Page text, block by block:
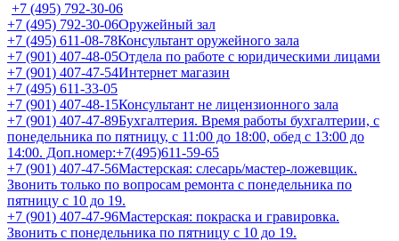
+7 (495) 792-30-06
+7 (495) 792-30-06Оружейный зал
+7 (495) 611-08-78Консультант оружейного зала
+7 (901) 407-48-05Отдела по работе с юридическими лицами
+7 (901) 407-47-54Интернет магазин
+7 (495) 611-33-05
+7 (901) 407-48-15Консультант не лицензионного зала
+7 (901) 407-47-89Бухгалтерия. Время работы бухгалтерии, с
понедельника по пятницу, с 11:00 до 18:00, обед с 13:00 до
14:00. Доп.номер:+7(495)611-59-65
+7 (901) 407-47-56Мастерская: слесарь/мастер-ложевщик.
Звонить только по вопросам ремонта с понедельника по
пятницу с 10 до 19.
+7 (901) 407-47-96Мастерская: покраска и гравировка.
Звонить с понедельника по пятницу с 10 до 19.